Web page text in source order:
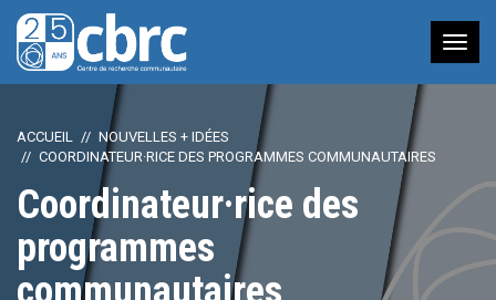
à
ACCUEIL
NOUVELLES + IDÉES
COORDINATEUR·RICE DES PROGRAMMES COMMUNAUTAIRES
Coordinateur·rice des
programmes